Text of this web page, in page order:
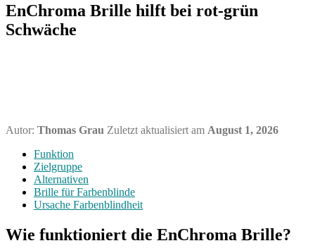
EnChroma Brille hilft bei rot-grün
Schwäche
Autor: Thomas Grau Zuletzt aktualisiert am August 1, 2026
Funktion
Zielgruppe
Alternativen
Brille für Farbenblinde
Ursache Farbenblindheit
Wie funktioniert die EnChroma Brille?